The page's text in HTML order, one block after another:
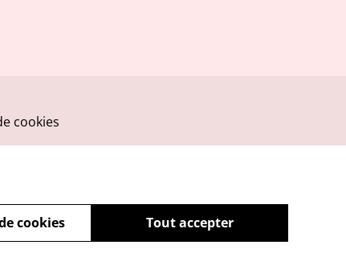
cookies
Tout accepter
cookies